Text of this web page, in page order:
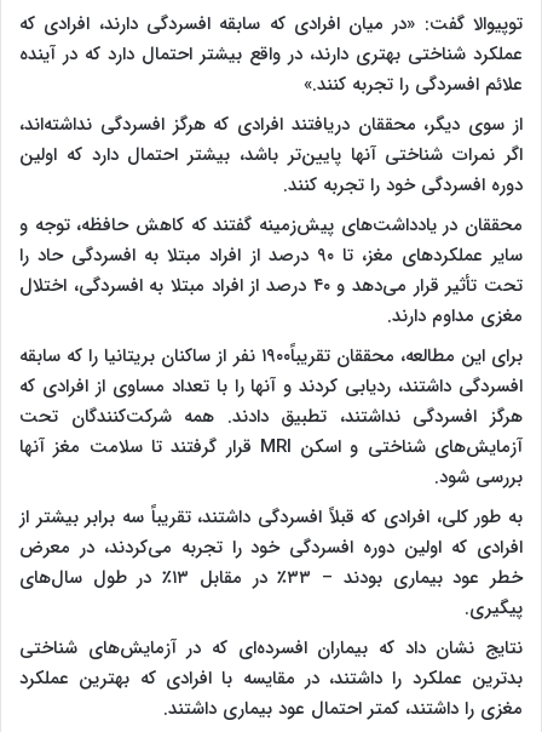
توپیوالا گفت: «در میان افرادی که سابقه افسردگی دارند، افرادی که
عملکرد شناختی بهتری دارند، در واقع بیشتر احتمال دارد که در آینده
علائم افسردگی را تجربه کنند.»
از سوی دیگر، محققان دریافتند افرادی که هرگز افسردگی نداشته‌اند،
اگر نمرات شناختی آنها پایین‌تر باشد، بیشتر احتمال دارد که اولین
دوره افسردگی خود را تجربه کنند.
محققان در یادداشت‌های پیش‌زمینه گفتند که کاهش حافظه، توجه و
سایر عملکردهای مغز، تا ۹۰ درصد از افراد مبتلا به افسردگی حاد را
تحت تأثیر قرار می‌دهد و ۴۰ درصد از افراد مبتلا به افسردگی، اختلال
مغزی مداوم دارند.
برای این مطالعه، محققان تقریباً۱۹۰۰ نفر از ساکنان بریتانیا را که سابقه
افسردگی داشتند، ردیابی کردند و آنها را با تعداد مساوی از افرادی که
هرگز افسردگی نداشتند، تطبیق دادند. همه شرکت‌کنندگان تحت
آزمایش‌های شناختی و اسکن MRI قرار گرفتند تا سلامت مغز آنها
بررسی شود.
به طور کلی، افرادی که قبلاً افسردگی داشتند، تقریباً سه برابر بیشتر از
افرادی که اولین دوره افسردگی خود را تجربه می‌کردند، در معرض
خطر عود بیماری بودند – ۳۳٪ در مقابل ۱۳٪ در طول سال‌های
پیگیری.
نتایج نشان داد که بیماران افسرده‌ای که در آزمایش‌های شناختی
بدترین عملکرد را داشتند، در مقایسه با افرادی که بهترین عملکرد
مغزی را داشتند، کمتر احتمال عود بیماری داشتند.